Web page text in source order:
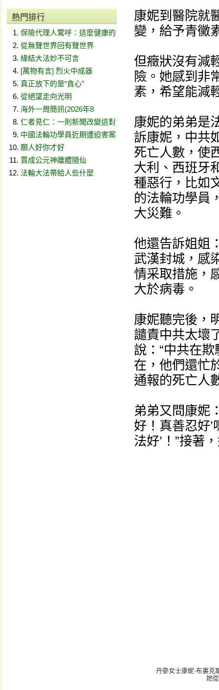
熱門排行
保險代理人驚呼：這麼健康的
從無聲世界回有聲世界
緣結大法妙不可言
[萬物有言] 烈火中成器
真正放下的是“貪心”
從絕望走向光明
海外一周簡訊(2026年8
仁者見仁：一則新聞改變這對
中國法輪功學員近期遭迫害案
願人好你才好
賈成公元神離體隨仙
法輪大法帶給人些什麼
康妮到醫院就
變，給予青黴
但癥狀沒有減
險。她感到非
素，希望能減
康妮的弟弟是
訴康妮，中共
死亡人數，使
大利、西班牙
種惡行，比如
的法輪功學員
大災難。
他還告訴姐姐
武漢封城，感
情采取措施，
大於病毒。
康妮聽完後，
譴責中共太壞
說：“中共在
在，他們還忙
通報的死亡人
弟弟又問康妮
好！真善忍好’
法好’！”接著
丹麥女士康妮·布裏克
她